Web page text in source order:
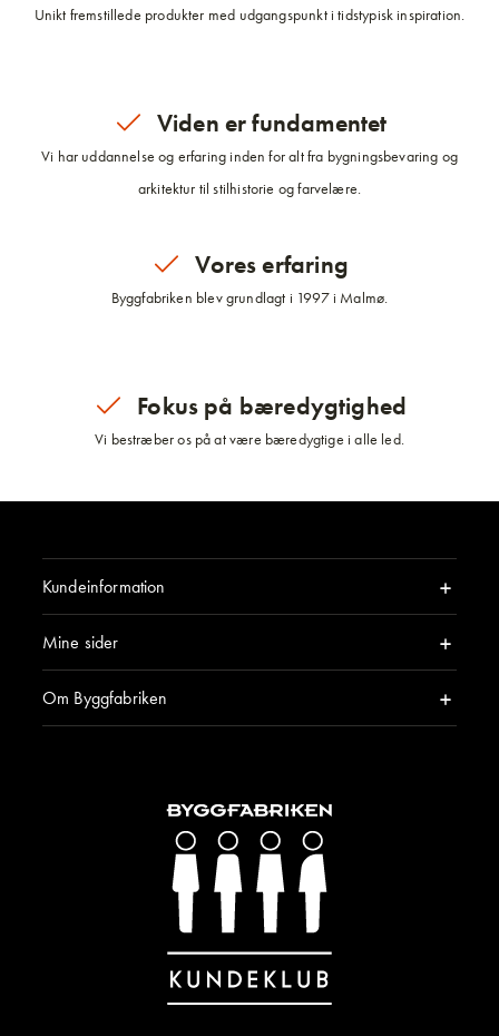
Unikt fremstillede produkter med udgangspunkt i tidstypisk inspiration.
Viden er fundamentet
Vi har uddannelse og erfaring inden for alt fra bygningsbevaring og
arkitektur til stilhistorie og farvelære.
Vores erfaring
Byggfabriken blev grundlagt i 1997 i Malmø.
Fokus på bæredygtighed
Vi bestræber os på at være bæredygtige i alle led.
Kundeinformation
Mine sider
Om Byggfabriken